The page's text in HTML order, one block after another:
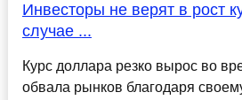
Инвесторы не верят в рост
случае ...
Курс доллара резко вырос во
обвала рынков благодаря